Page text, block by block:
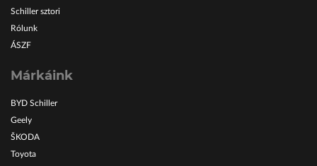
Schiller sztori
Rólunk
ÁSZF
Márkáink
BYD Schiller
Geely
ŠKODA
Toyota